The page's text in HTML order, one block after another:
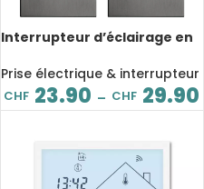
Interrupteur d’éclairage en
levier, Rj45, TV, Type 86, gris
Prise électrique & interrupteur
CHF 23.90 – CHF 29.90